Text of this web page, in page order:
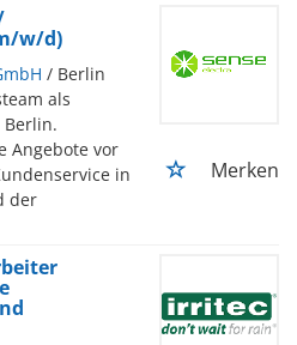
w/d)
/ Berlin
als
Angebote vor
in
der
Merken